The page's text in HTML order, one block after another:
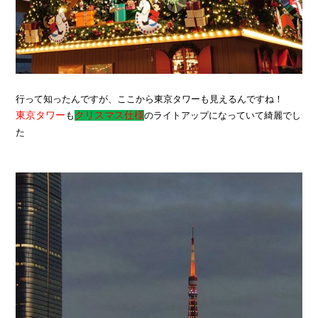
行って知ったんですが、ここから東京タワーも見えるんですね！
東京タワー も クリスマス仕様のライトアップになっていて綺麗でし
た